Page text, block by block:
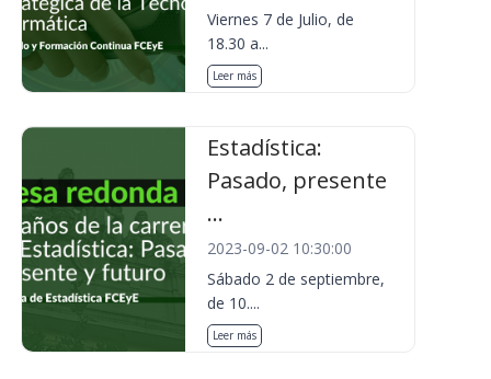
Viernes 7 de Julio, de
18.30 a...
Leer más
Estadística:
Pasado, presente
...
2023-09-02 10:30:00
Sábado 2 de septiembre,
de 10....
Leer más